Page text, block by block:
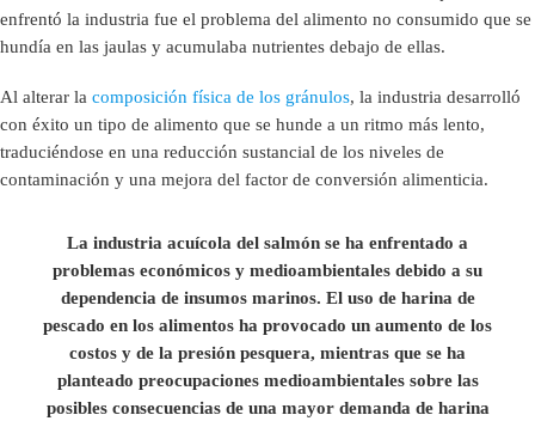
enfrentó la industria fue el problema del alimento no consumido que se
hundía en las jaulas y acumulaba nutrientes debajo de ellas.
Al alterar la composición física de los gránulos, la industria desarrolló
con éxito un tipo de alimento que se hunde a un ritmo más lento,
traduciéndose en una reducción sustancial de los niveles de
contaminación y una mejora del factor de conversión alimenticia.
La industria acuícola del salmón se ha enfrentado a
problemas económicos y medioambientales debido a su
dependencia de insumos marinos. El uso de harina de
pescado en los alimentos ha provocado un aumento de los
costos y de la presión pesquera, mientras que se ha
planteado preocupaciones medioambientales sobre las
posibles consecuencias de una mayor demanda de harina